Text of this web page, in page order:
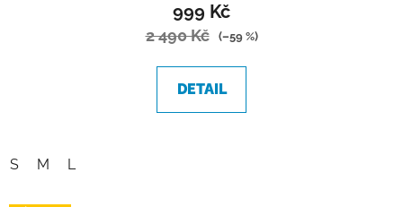
999 Kč
2 490 Kč (–59 %)
DETAIL
S M L